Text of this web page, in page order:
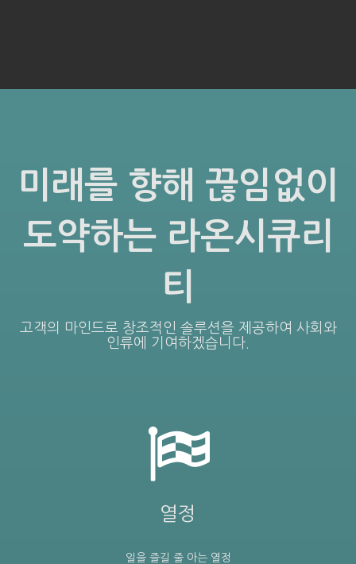
미래를 향해 끊임없이
도약하는 라온시큐리
티
고객의 마인드로 창조적인 솔루션을 제공하여 사회와
인류에 기여하겠습니다.
열정
일을 즐길 줄 아는 열정